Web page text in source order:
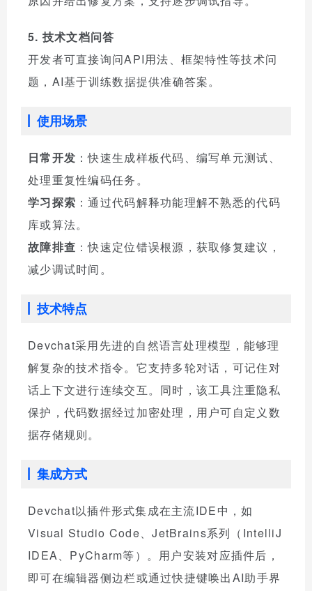
5. 技术文档问答
开发者可直接询问API用法、框架特性等技术问
题，AI基于训练数据提供准确答案。
使用场景
日常开发 ：快速生成样板代码、编写单元测试、
处理重复性编码任务。
学习探索 ：通过代码解释功能理解不熟悉的代码
库或算法。
故障排查 ：快速定位错误根源，获取修复建议，
减少调试时间。
技术特点
Devchat采用先进的自然语言处理模型，能够理
解复杂的技术指令。它支持多轮对话，可记住对
话上下文进行连续交互。同时，该工具注重隐私
保护，代码数据经过加密处理，用户可自定义数
据存储规则。
集成方式
Devchat以插件形式集成在主流IDE中，如
Visual Studio Code、JetBrains系列（IntelliJ
IDEA、PyCharm等）。用户安装对应插件后，
即可在编辑器侧边栏或通过快捷键唤出AI助手界